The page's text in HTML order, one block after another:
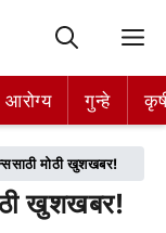
आरोग्य गुन्हे
आरोग्य गुन्हे
मोठी खुशखबर!
खुशखबर!